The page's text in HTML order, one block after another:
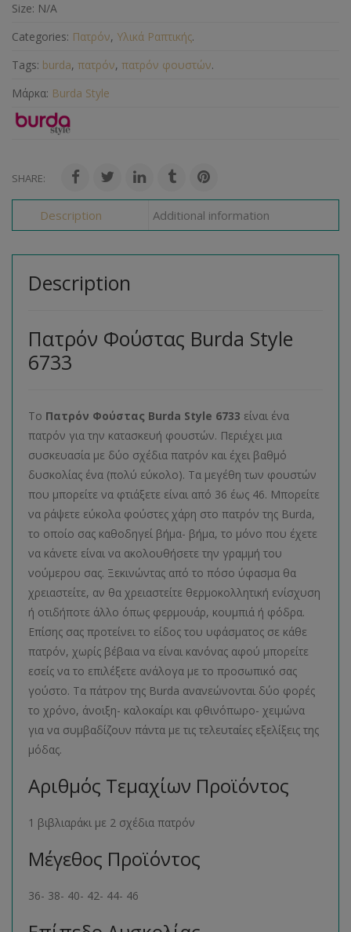
Size: N/A
Categories: Πατρόν, Υλικά Ραπτικής.
Tags: burda, πατρόν, πατρόν φουστών.
Μάρκα: Burda Style
SHARE:
Description Additional information
Description
Πατρόν Φούστας Burda Style
6733
Το Πατρόν Φούστας Burda Style 6733 είναι ένα
πατρόν για την κατασκευή φουστών. Περιέχει μια
συσκευασία με δύο σχέδια πατρόν και έχει βαθμό
δυσκολίας ένα (πολύ εύκολο). Τα μεγέθη των φουστών
που μπορείτε να φτιάξετε είναι από 36 έως 46. Μπορείτε
να ράψετε εύκολα φούστες χάρη στο πατρόν της Burda,
το οποίο σας καθοδηγεί βήμα- βήμα, το μόνο που έχετε
να κάνετε είναι να ακολουθήσετε την γραμμή του
νούμερου σας. Ξεκινώντας από το πόσο ύφασμα θα
χρειαστείτε, αν θα χρειαστείτε θερμοκολλητική ενίσχυση
ή οτιδήποτε άλλο όπως φερμουάρ, κουμπιά ή φόδρα.
Επίσης σας προτείνει το είδος του υφάσματος σε κάθε
πατρόν, χωρίς βέβαια να είναι κανόνας αφού μπορείτε
εσείς να το επιλέξετε ανάλογα με το προσωπικό σας
γούστο. Τα πάτρον της Burda ανανεώνονται δύο φορές
το χρόνο, άνοιξη- καλοκαίρι και φθινόπωρο- χειμώνα
για να συμβαδίζουν πάντα με τις τελευταίες εξελίξεις της
μόδας.
Αριθμός Τεμαχίων Προϊόντος
1 βιβλιαράκι με 2 σχέδια πατρόν
Μέγεθος Προϊόντος
36- 38- 40- 42- 44- 46